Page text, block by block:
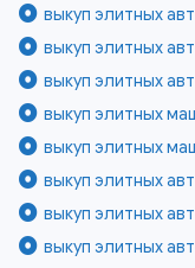
выкуп элитных
выкуп элитных
выкуп элитных
выкуп элитных
выкуп элитных
выкуп элитных
выкуп элитных
выкуп элитных